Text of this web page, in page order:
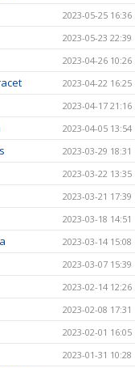
2023-05-25 16:36
2023-05-23 22:39
2023-04-26 10:26
2023-04-22 16:25
2023-04-17 21:16
2023-04-05 13:54
2023-03-29 18:31
2023-03-22 13:35
2023-03-21 17:39
2023-03-18 14:51
2023-03-14 15:08
2023-03-07 15:39
2023-02-14 12:26
2023-02-08 17:31
2023-02-01 16:05
2023-01-31 10:28